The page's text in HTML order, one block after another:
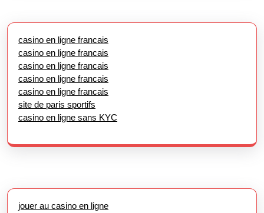
casino en ligne francais
casino en ligne francais
casino en ligne francais
casino en ligne francais
casino en ligne francais
site de paris sportifs
casino en ligne sans KYC
jouer au casino en ligne